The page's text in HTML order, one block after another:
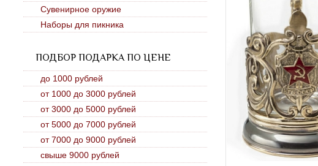
Сувенирное оружие
Наборы для пикника
ПОДБОР ПОДАРКА ПО ЦЕНЕ
до 1000 рублей
от 1000 до 3000 рублей
от 3000 до 5000 рублей
от 5000 до 7000 рублей
от 7000 до 9000 рублей
свыше 9000 рублей